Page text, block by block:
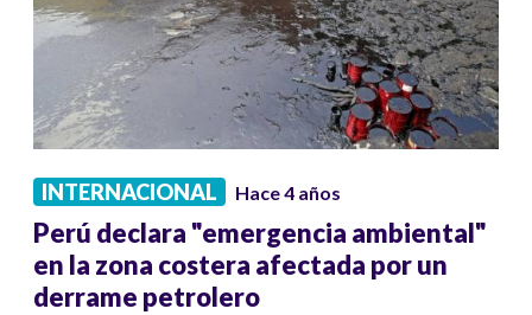
INTERNACIONAL Hace 4 años
Perú declara "emergencia ambiental"
en la zona costera afectada por un
derrame petrolero